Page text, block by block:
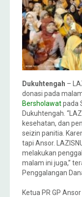
Dukuhtengah –
donasi pada
Bersholawatpada
Dukuhtengah.
kesehatan, dan
seizin panitia.
tapi Ansor.
melakukan
malam ini juga,”
Penggalangan
Ketua PR GP